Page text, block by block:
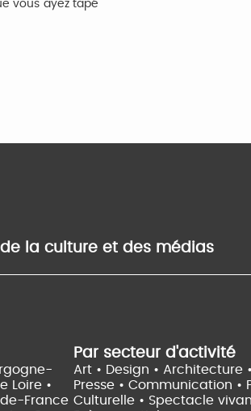
vous ayez tapé
la culture et des médias
Loire •
de-France
Par secteur d'activité
Art • Design • Architecture •
Presse • Communication •
Culturelle • Spectacle